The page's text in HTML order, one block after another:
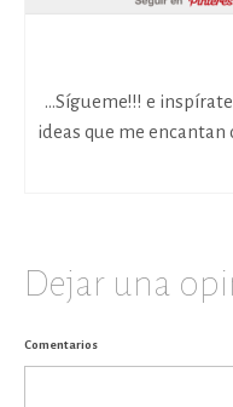
…Sígueme!!! e
ideas que me encantan
Dejar una
Comentarios